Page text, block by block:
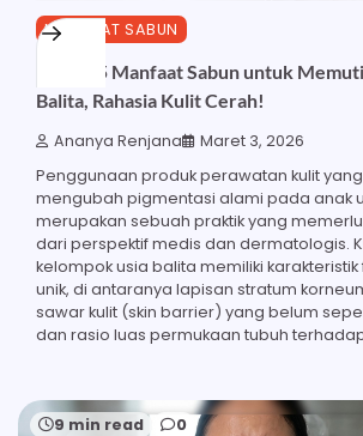
MANFAAT SABUN
Inilah 15 Manfaat Sabun untuk
Balita, Rahasia Kulit Cerah!
Ananya Renjana Maret 3, 2026
Penggunaan produk perawatan kulit
mengubah pigmentasi alami pada anak
merupakan sebuah praktik yang
dari perspektif medis dan dermatologis.
kelompok usia balita memiliki
unik, di antaranya lapisan stratum
sawar kulit (skin barrier) yang belum
dan rasio luas permukaan tubuh
9 min read 0